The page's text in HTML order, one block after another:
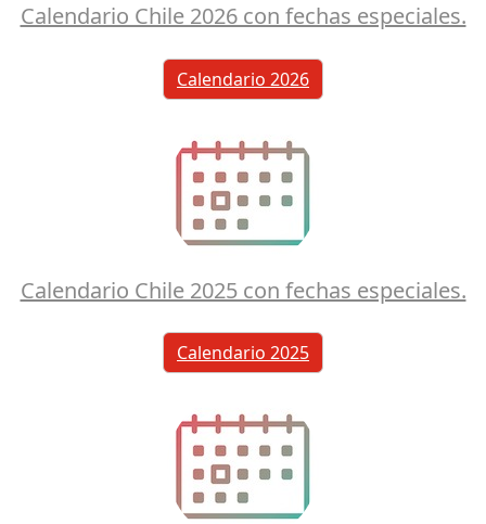
Calendario Chile 2026 con fechas especiales.
Calendario 2026
Calendario Chile 2025 con fechas especiales.
Calendario 2025